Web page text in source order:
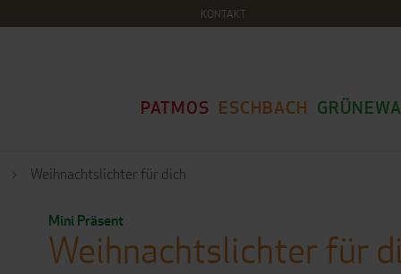
KONTAKT
PATMOS ESCHBACH
Weihnachtslichter für dich
Mini Präsent
Weihnachtslichter für